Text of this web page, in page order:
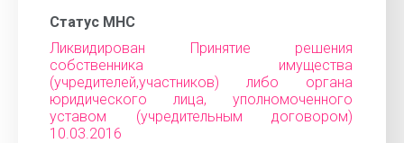
Статус МНС
Ликвидирован Принятие решения
собственника имущества
(учредителей,участников) либо органа
юридического лица, уполномоченного
уставом (учредительным договором)
10.03.2016